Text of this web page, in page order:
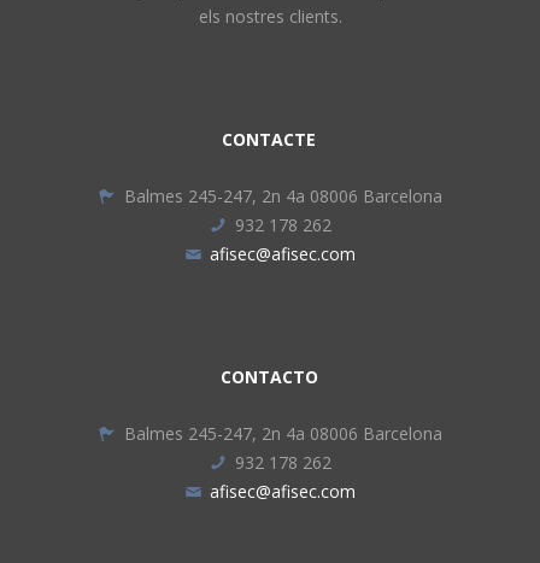
els nostres clients.
CONTACTE
Balmes 245-247, 2n 4a 08006 Barcelona
932 178 262
afisec@afisec.com
CONTACTO
Balmes 245-247, 2n 4a 08006 Barcelona
932 178 262
afisec@afisec.com